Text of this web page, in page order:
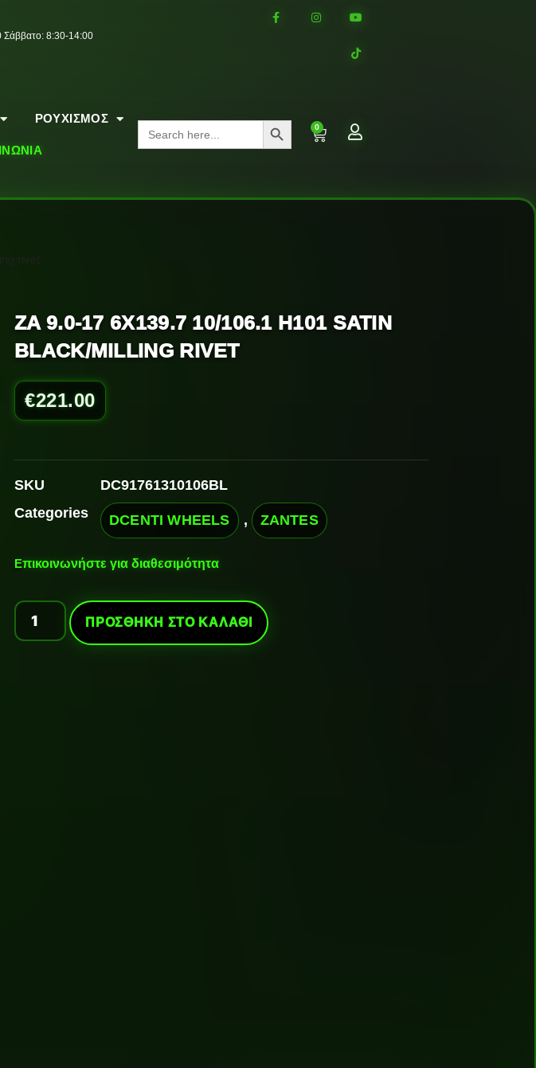
Σάββατο: 8:30-14:00
ΡΟΥΧΙΣΜΟΣ
Search
for:
Search Button
0
rivet
ZA 9.0-17 6X139.7 10/106.1 H101 SATIN
BLACK/MILLING RIVET
€221.00
SKU
DC91761310106BL
Categories
DCENTI WHEELS , ZANTES
Επικοινωνήστε για διαθεσιμότητα
ΠΡΟΣΘΉΚΗ ΣΤΟ ΚΑΛΆΘΙ